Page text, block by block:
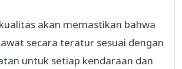
akan memastikan bahwa
secara teratur sesuai dengan
untuk setiap kendaraan dan